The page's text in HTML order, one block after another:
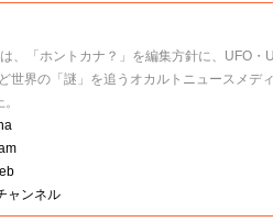
、「ホントカナ？」を編集方針に、UFO・
世界の「謎」を追うオカルトニュースメデ
ャンネル